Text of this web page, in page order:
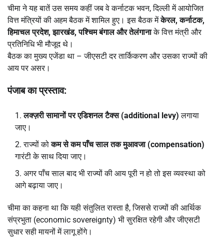
चीमा ने यह बातें उस समय कहीं जब वे कर्नाटक भवन, दिल्ली में आयोजित
वित्त मंत्रियों की अहम बैठक में शामिल हुए। इस बैठक मेंकेरल,कर्नाटक,
हिमाचल प्रदेश,झारखंड,पश्चिम बंगाल और तेलंगानाके वित्त मंत्री और
प्रतिनिधि भी मौजूद थे।
बैठक का मुख्य एजेंडा था – जीएसटी दर तार्किकरण और उसका राज्यों की
आय पर असर।
पंजाब का प्रस्ताव:
लक्ज़री सामानों पर एडिशनल टैक्स (additional levy) लगाया
जाए।
राज्यों कोकम से कम पाँच साल तक मुआवजा (compensation)
गारंटी के साथ दिया जाए।
अगर पाँच साल बाद भी राज्यों की आय पूरी न हो तो इस व्यवस्था को
आगे बढ़ाया जाए।
चीमा का कहना था कि यही संतुलित रास्ता है, जिससे राज्यों की आर्थिक
संप्रभुता (economic sovereignty) भी सुरक्षित रहेगी और जीएसटी
सुधार सही मायनों में लागू होंगे।